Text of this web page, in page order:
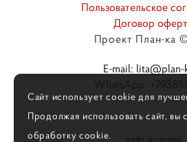
Пользовательское
Договор
Проект План-ка
E-mail: lita@plan-
WhatsApp:
сайт от vigbo
Сайт использует cookie для
Продолжая использовать сайт, вы
обработку cookie.